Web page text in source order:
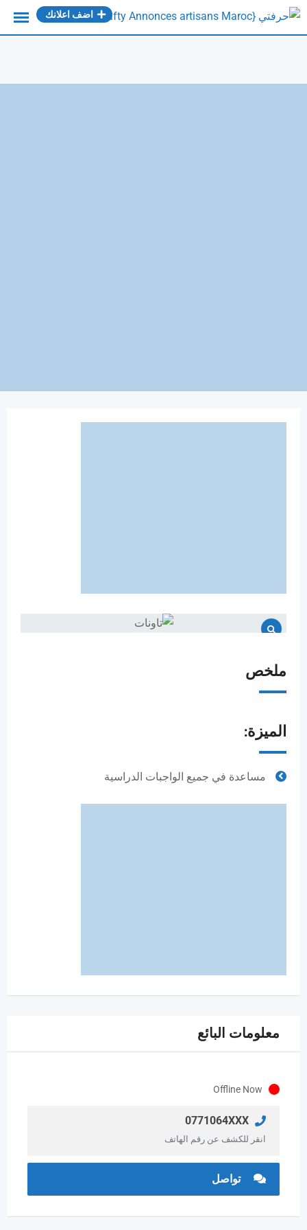
Skip
اضف اعلانك
ملخص
الميزة:
مساعدة في جميع الواجبات الدراسية
معلومات البائع
Offline Now
0771064XXX
انقر للكشف عن رقم الهاتف
تواصل